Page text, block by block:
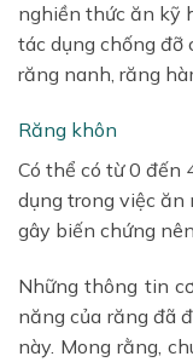
nghiền thức ăn kỹ
tác dụng chống đỡ
răng nanh, răng
Răng khôn
Có thể có từ 0 đến
dụng trong việc ăn
gây biến chứng
Những thông tin
năng của răng đã
này. Mong rằng,